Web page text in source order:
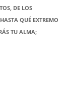
DE LOS
QUÉ EXTREMO
TU ALMA;